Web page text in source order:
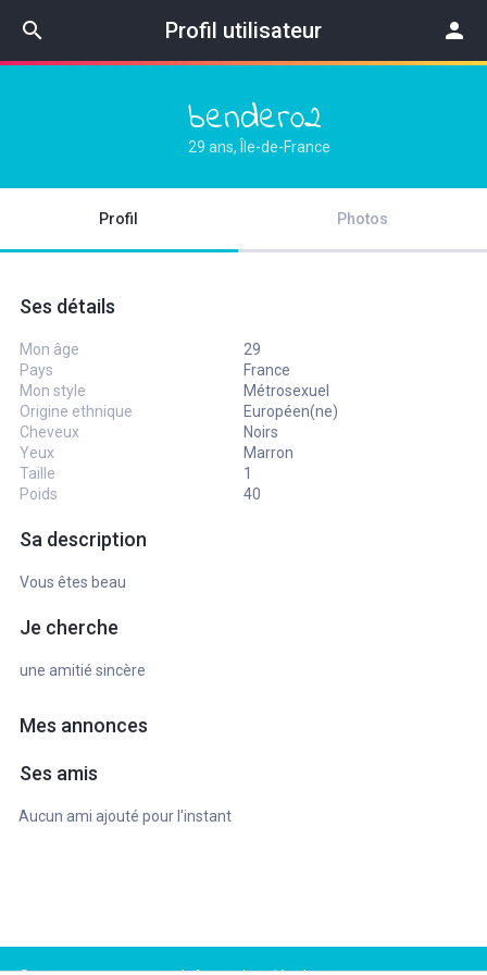
search Profil utilisateur person
bender02
29 ans, Île-de-France
Profil Photos
Ses détails
Mon âge
29
Pays
France
Mon style
Métrosexuel
Origine ethnique
Européen(ne)
Cheveux
Noirs
Yeux
Marron
Taille
1
Poids
40
Sa description
Vous êtes beau
Je cherche
une amitié sincère
Mes annonces
Ses amis
Aucun ami ajouté pour l'instant